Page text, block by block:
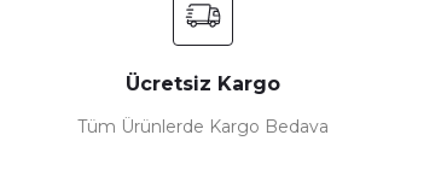
Ücretsiz Kargo
Tüm Ürünlerde Kargo Bedava